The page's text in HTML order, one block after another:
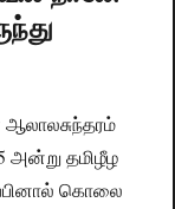
அன்று தமிழீழ
கொலை